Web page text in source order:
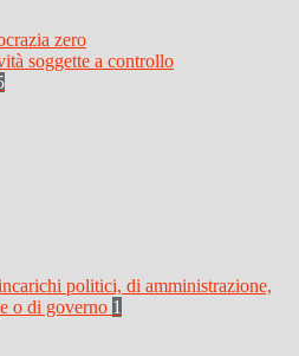
zero
soggette a controllo
politici, di amministrazione,
o di governo 1